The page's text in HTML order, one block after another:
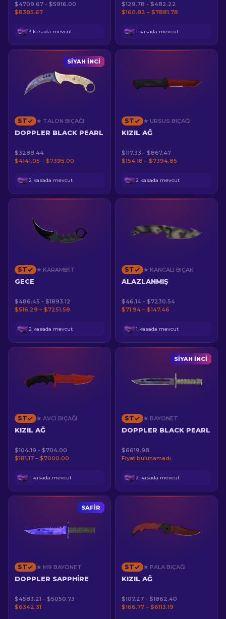
$4709.67 - $5916.00
$8385.67
3 kasada mevcut
$129.78 - $482.22
$160.82 – $7881.78
1 kasada mevcut
SIYAH İNCI
ST ★ TALON BIÇAĞI
DOPPLER BLACK PEARL
$3288.44
$4141.05 – $7395.00
2 kasada mevcut
ST ★ URSUS BIÇAĞI
KIZIL AĞ
$117.33 - $867.47
$154.18 – $7394.85
2 kasada mevcut
ST ★ KARAMBIT
GECE
$486.45 - $1893.12
$516.29 – $7251.58
2 kasada mevcut
ST ★ KANCALI BIÇAK
ALAZLANMIŞ
$46.14 - $7230.54
$71.94 – $147.46
1 kasada mevcut
ST ★ AVCI BIÇAĞI
KIZIL AĞ
$104.19 - $704.00
$181.17 – $7000.00
1 kasada mevcut
SIYAH İNCI
ST ★ BAYONET
DOPPLER BLACK PEARL
$6619.98
Fiyat bulunamadı
2 kasada mevcut
SAFIR
ST ★ M9 BAYONET
DOPPLER SAPPHIRE
$4583.21 - $5050.73
$6342.31
ST ★ PALA BIÇAĞI
KIZIL AĞ
$107.27 - $1862.40
$166.77 – $6113.19